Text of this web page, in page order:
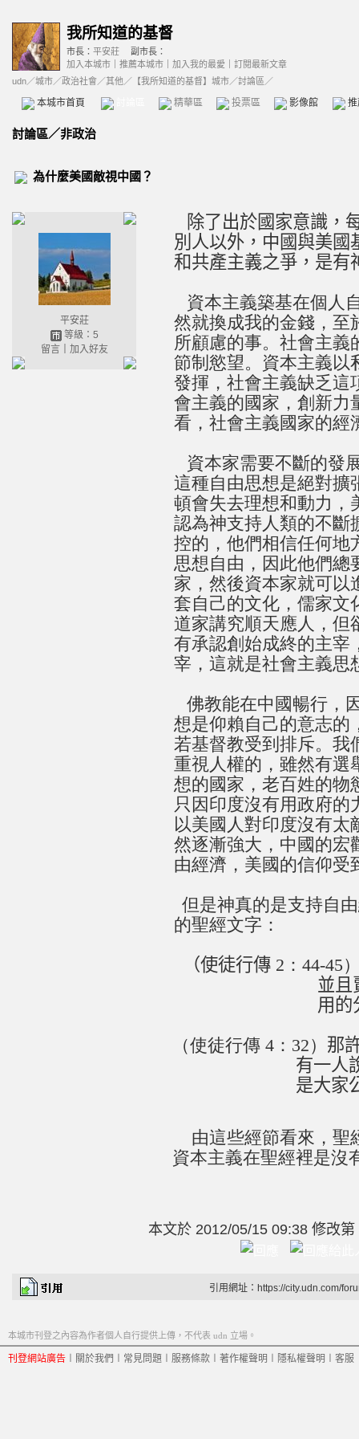
我所知道的基督
市長： 平安莊
副市長：
加入本城市
推薦本城市 加入我的最愛
訂閱最新文章
udn／城市／政治社會／其他 ／ 【我所知道的基督】城市／討論區／
本城市首頁 精華區 投票區 影像館
討論區／非政治
為什麼美國敵視中國？
平安莊
等級：5
留言｜ 加入好友
除了出於國家意識，每
別人以外，中國與美國
和共產主義之爭，是有
資本主義築基在個人
然就換成我的金錢，至
所顧慮的事。 社會主義
節制慾望。資本主義以
發揮，社會主義缺乏這
會主義的國家，創新力
看，社會主義國家的經
資本家需要不斷的發
這種自由思想是絕對擴
頓會失去理想和動力，
認為神支持人類的不斷
控的，他們相信任何地
思想自由，因此他們總
家，然後資本家就可以
套自己的文化，儒家文
道家講究順天應人，但
有承認創始成終的主宰
宰，這就是社會主義思
佛教能在中國暢行，
想是仰賴自己的意志的
若基督教受到排斥。我
重視人權的，雖然有選
想的國家，老百姓的物
只因印度沒有用政府的
以美國人對印度沒有太
然逐漸強大，中國的宏
由經濟，美國的信仰受
但是神真的是支持自
的聖經文字：
（使徒行傳 2：44-45
並且
用的
（使徒行傳 4：32） 那
有一人
是大家
由這些經節看來，聖
資本主義在聖經裡是沒
本文於 2012/05/15 09:38 修改第
引用網址：https://city.udn.com/
本城市刊登之內容為作者個人自行提供上傳，不代表 udn 立場。
刊登網站廣告 關於我們 常見問題 服務條款 著作權聲明 隱私權聲明 客服